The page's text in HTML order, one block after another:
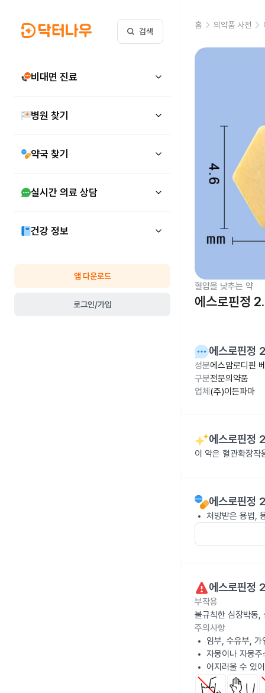
검색
비대면 진료
병원 찾기
약국 찾기
실시간 의료 상담
건강 정보
앱 다운로드
로그인/가입
홈 의약품 사전
혈압을 낮추는 약
에스로핀정
에스로핀정
성분에스암로디핀
구분전문의약품
업체 (주)이든파마
에스로핀정
이 약은 혈관확장작
에스로핀정
처방받은 용법,
에스로핀정
부작용
불규칙한 심장박동,
주의사항
임부, 수유부, 가
자몽이나 자몽
어지러울 수 있